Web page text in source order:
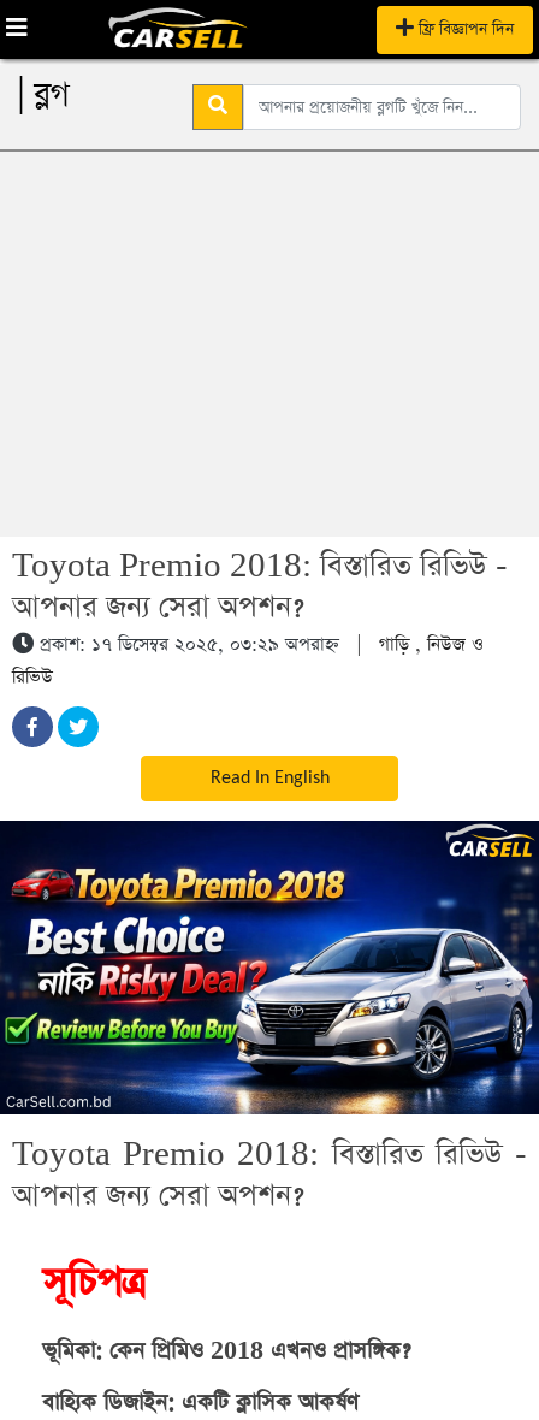
ফ্রি বিজ্ঞাপন দিন
| ব্লগ
Toyota Premio 2018: বিস্তারিত রিভিউ -
আপনার জন্য সেরা অপশন?
প্রকাশ: ১৭ ডিসেম্বর ২০২৫, ০৩:২৯ অপরাহ্ন| গাড়ি,নিউজ ও
রিভিউ
Read In English
Toyota Premio 2018: বিস্তারিত রিভিউ -
আপনার জন্য সেরা অপশন?
সূচিপত্র
ভূমিকা: কেন প্রিমিও 2018 এখনও প্রাসঙ্গিক?
বাহ্যিক ডিজাইন: একটি ক্লাসিক আকর্ষণ